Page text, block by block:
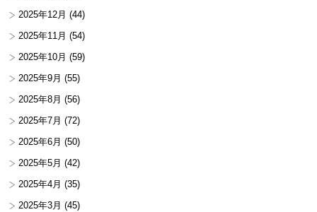
2025年12月 (44)
2025年11月 (54)
2025年10月 (59)
2025年9月 (55)
2025年8月 (56)
2025年7月 (72)
2025年6月 (50)
2025年5月 (42)
2025年4月 (35)
2025年3月 (45)